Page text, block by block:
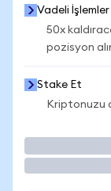
Vadeli İşlemler
50x
pozisyon
Stake Et
Kriptonuzu